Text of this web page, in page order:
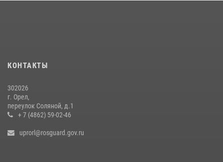
15 июля 2026, 14:49
КОНТАКТЫ
302026
г. Орел,
переулок Соляной, д.1
+ 7 (4862) 59-02-46
uprorl@rosguard.gov.ru